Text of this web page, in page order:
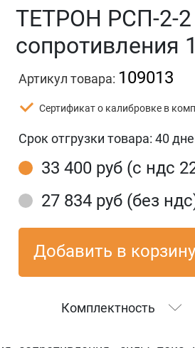
ТЕТРОН РСП-2-2
сопротивления
Артикул товара: 109013
Сертификат о калибровке в
Срок отгрузки товара: 40
33 400 руб (с ндс
27 834 руб (без
Добавить в корзину
Комплектность